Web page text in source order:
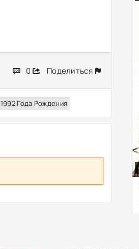
0 Поделиться
1992 Года Рождения